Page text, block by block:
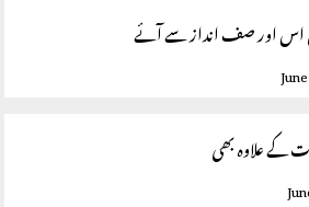
اس اور صف انداز سے آئے
کے علاوہ بھی